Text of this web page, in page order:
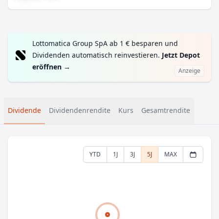
Lottomatica Group SpA ab 1 € besparen und
Dividenden automatisch reinvestieren. Jetzt Depot
eröffnen → Anzeige
Dividende Dividendenrendite Kurs Gesamtrendite
YTD 1J 3J 5J MAX